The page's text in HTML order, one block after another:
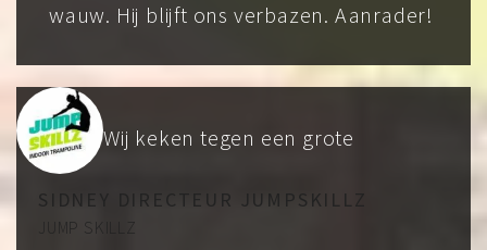
wauw. Hij blijft ons verbazen. Aanrader!
SIDNEY DIRECTEUR JUMPSKILLZ
JUMP SKILLZ
Wij keken tegen een grote